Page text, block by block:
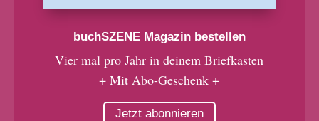
buchSZENE Magazin bestellen
Vier mal pro Jahr in deinem Briefkasten
+ Mit Abo-Geschenk +
Jetzt abonnieren